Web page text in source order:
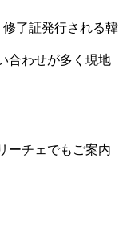
了証発行される韓
合わせが多く現地
ーチェでもご案内